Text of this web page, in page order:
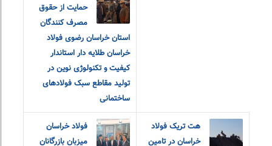
حمایت از حقوق
مصرف کنندگان
استان خراسان رضوی فولاد
خراسان طلایه دار استاندار
کیفیت و تکنولوژی نوین در
تولید مقاطع سبک فولادهای
ساختمانی
هت تریک فولاد
خراسان در تامین
فولاد خراسان
میزبان بازرگانان